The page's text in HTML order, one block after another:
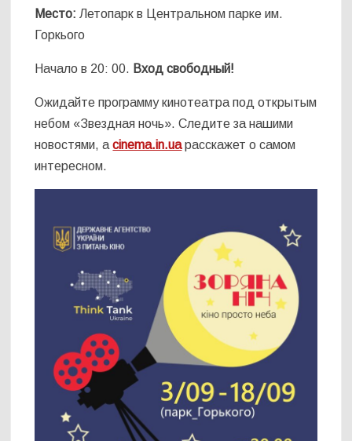
Место: Летопарк в Центральном парке им.
Горкього
Начало в 20: 00. Вход свободный!
Ожидайте программу кинотеатра под открытым
небом «Звездная ночь». Следите за нашими
новостями, аcinema.in.uaрасскажет о самом
интересном.